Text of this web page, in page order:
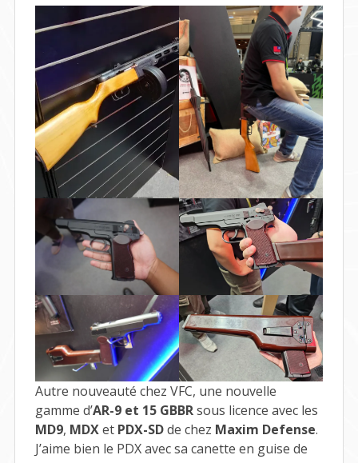
Autre nouveauté chez VFC, une nouvelle
gamme d’AR-9 et 15 GBBRsous licence avec les
MD9, MDXet PDX-SDde chez Maxim Defense.
J’aime bien le PDX avec sa canette en guise de